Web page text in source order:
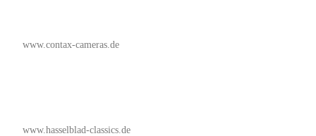
www.contax-cameras.de
www.hasselblad-classics.de